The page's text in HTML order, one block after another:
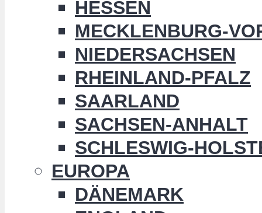
HESSEN
MECKLENBURG-
NIEDERSACHSEN
RHEINLAND-PFALZ
SAARLAND
SACHSEN-ANHALT
SCHLESWIG-
EUROPA
DÄNEMARK